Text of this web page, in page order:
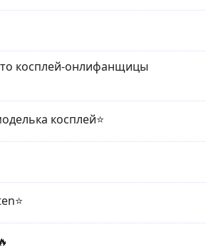
косплей-онлифанщицы
косплей⭐️